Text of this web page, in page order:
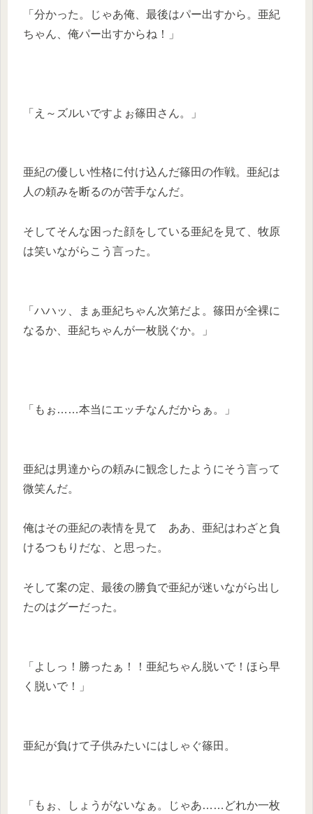
「分かった。じゃあ俺、最後はパー出すから。亜紀
ちゃん、俺パー出すからね！」
「え～ズルいですよぉ篠田さん。」
亜紀の優しい性格に付け込んだ篠田の作戦。亜紀は
人の頼みを断るのが苦手なんだ。
そしてそんな困った顔をしている亜紀を見て、牧原
は笑いながらこう言った。
「ハハッ、まぁ亜紀ちゃん次第だよ。篠田が全裸に
なるか、亜紀ちゃんが一枚脱ぐか。」
「もぉ……本当にエッチなんだからぁ。」
亜紀は男達からの頼みに観念したようにそう言って
微笑んだ。
俺はその亜紀の表情を見て ああ、亜紀はわざと負
けるつもりだな、と思った。
そして案の定、最後の勝負で亜紀が迷いながら出し
たのはグーだった。
「よしっ！勝ったぁ！！亜紀ちゃん脱いで！ほら早
く脱いで！」
亜紀が負けて子供みたいにはしゃぐ篠田。
「もぉ、しょうがないなぁ。じゃあ……どれか一枚